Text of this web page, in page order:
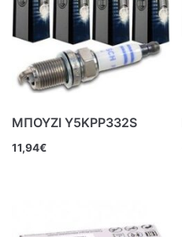
ΜΠΟΥΖΙ Y5KPP332S
11,94€